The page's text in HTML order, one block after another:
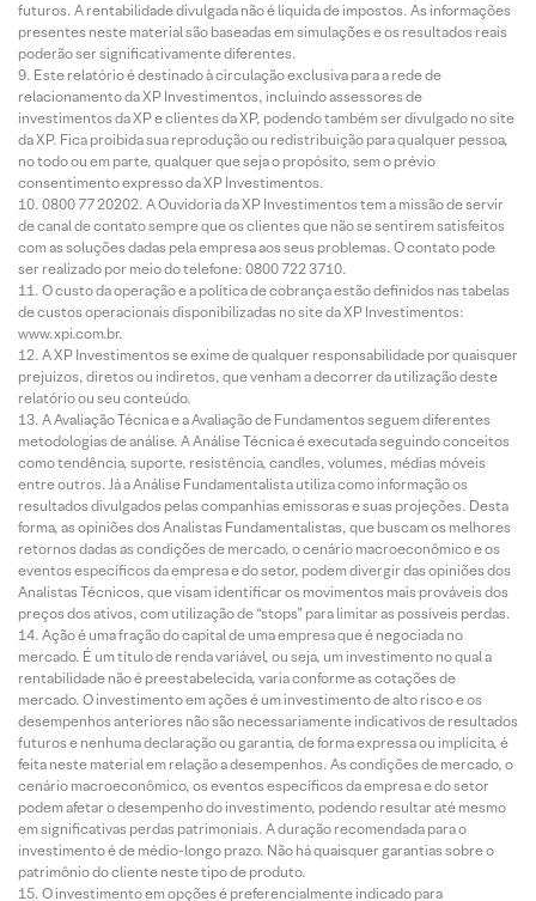
futuros. A rentabilidade divulgada não é líquida de impostos. As informações
presentes neste material são baseadas em simulações e os resultados reais
poderão ser significativamente diferentes.
Este relatório é destinado à circulação exclusiva para a rede de
relacionamento da XP Investimentos, incluindo assessores de
investimentos da XP e clientes da XP, podendo também ser divulgado no site
da XP. Fica proibida sua reprodução ou redistribuição para qualquer pessoa,
no todo ou em parte, qualquer que seja o propósito, sem o prévio
consentimento expresso da XP Investimentos.
0800 77 20202. A Ouvidoria da XP Investimentos tem a missão de servir
de canal de contato sempre que os clientes que não se sentirem satisfeitos
com as soluções dadas pela empresa aos seus problemas. O contato pode
ser realizado por meio do telefone: 0800 722 3710.
O custo da operação e a política de cobrança estão definidos nas tabelas
de custos operacionais disponibilizadas no site da XP Investimentos:
www.xpi.com.br.
A XP Investimentos se exime de qualquer responsabilidade por quaisquer
prejuízos, diretos ou indiretos, que venham a decorrer da utilização deste
relatório ou seu conteúdo.
A Avaliação Técnica e a Avaliação de Fundamentos seguem diferentes
metodologias de análise. A Análise Técnica é executada seguindo conceitos
como tendência, suporte, resistência, candles, volumes, médias móveis
entre outros. Já a Análise Fundamentalista utiliza como informação os
resultados divulgados pelas companhias emissoras e suas projeções. Desta
forma, as opiniões dos Analistas Fundamentalistas, que buscam os melhores
retornos dadas as condições de mercado, o cenário macroeconômico e os
eventos específicos da empresa e do setor, podem divergir das opiniões dos
Analistas Técnicos, que visam identificar os movimentos mais prováveis dos
preços dos ativos, com utilização de “stops” para limitar as possíveis perdas.
Ação é uma fração do capital de uma empresa que é negociada no
mercado. É um título de renda variável, ou seja, um investimento no qual a
rentabilidade não é preestabelecida, varia conforme as cotações de
mercado. O investimento em ações é um investimento de alto risco e os
desempenhos anteriores não são necessariamente indicativos de resultados
futuros e nenhuma declaração ou garantia, de forma expressa ou implícita, é
feita neste material em relação a desempenhos. As condições de mercado, o
cenário macroeconômico, os eventos específicos da empresa e do setor
podem afetar o desempenho do investimento, podendo resultar até mesmo
em significativas perdas patrimoniais. A duração recomendada para o
investimento é de médio-longo prazo. Não há quaisquer garantias sobre o
patrimônio do cliente neste tipo de produto.
O investimento em opções é preferencialmente indicado para